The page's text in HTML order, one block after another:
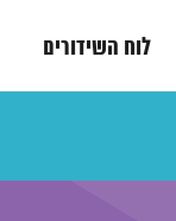
לוח השידורים